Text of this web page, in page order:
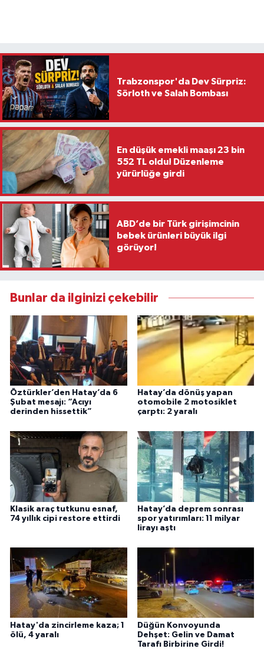
Trabzonspor'da Dev Sürpriz:
Sörloth ve Salah Bombası
En düşük emekli maaşı 23 bin
552 TL oldu! Düzenleme
yürürlüğe girdi
ABD’de bir Türk girişimcinin
bebek ürünleri büyük ilgi
görüyor!
Bunlar da ilginizi çekebilir
Öztürkler’den Hatay’da 6
Şubat mesajı: “Acıyı
derinden hissettik”
Hatay’da dönüş yapan
otomobile 2 motosiklet
çarptı: 2 yaralı
Klasik araç tutkunu esnaf,
74 yıllık cipi restore ettirdi
Hatay’da deprem sonrası
spor yatırımları: 11 milyar
lirayı aştı
Hatay'da zincirleme kaza; 1
ölü, 4 yaralı
Düğün Konvoyunda
Dehşet: Gelin ve Damat
Tarafı Birbirine Girdi!